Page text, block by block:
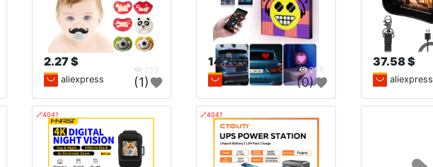
2.27 $
259
aliexpress (1)
14.73 $
259
aliexpress (0)
37.58 $
aliexpress
🔗404? 🔗404?